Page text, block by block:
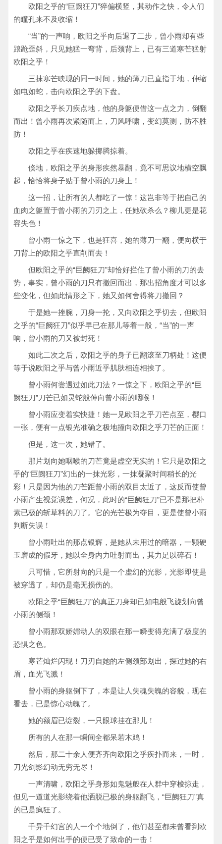
欧阳之乎的“巨阙狂刀”猝偏横竖，其动作之快，令人们
的瞳孔来不及收缩！
“当”的一声响，欧阳之乎向后退了二步，曾小雨却有些
踉跄歪斜，只见她猛一弯背，后颈背上，已有三道寒芒猛射
欧阳之乎！
三抹寒芒映现的同一时间，她的薄刀已直指于地，伸缩
如电如蛇，击向欧阳之乎的下盘。
欧阳之乎长刀疾点地，他的身躯便借这一点之力，倒翻
而出！曾小雨再次紧随而上，刀风呼啸，变幻莫测，防不胜
防！
欧阳之乎在疾速地躲挪腾掠着。
倏地，欧阳之乎的身形疾然暴翻，竟不可思议地横空飘
起，恰恰将身子贴于曾小雨的刀身上！
这一招，让所有的人都吃了一惊！这岂非等于把自己的
血肉之躯置于曾小雨的刀刃之上，任她砍杀么？柳儿更是花
容失色！
曾小雨一惊之下，也是狂喜，她的薄刀一翻，便向横于
刀背上的欧阳之乎直削而去！
但欧阳之乎的“巨阙狂刀”却恰好拦住了曾小雨的刀的去
势，事实，曾小雨的刀只有撤回而出，那出招角度才可以多
些变化，但如此情形之下，她又如何舍得将刀撤回？
于是她一挫腕，刀身一抡，又向欧阳之乎切去，但欧阳
之乎的“巨阙狂刀”似乎早已在那儿等着一般，“当”的一声
响，曾小雨的刀又被封死！
如此二次之后，欧阳之乎的身子已翻滚至刀柄处！这便
等于说欧阳之乎与曾小雨近乎肌肤相连相挨了。
曾小雨何尝遇过如此刀法？一惊之下，欧阳之乎的“巨
阙狂刀”刀芒已如灵蛇般伸向曾小雨的咽喉！
曾小雨应变着实快捷！她一见欧阳之乎刀芒点至，樱口
一张，便有一点银光准确之极地撞向欧阳之乎刀芒的正面！
但是，这一次，她错了。
那片划向她咽喉的刀芒竟是虚空无实的！它只是欧阳之
乎的“巨阙狂刀”幻出的一抹光彩，一抹凝聚时间稍长的光
彩！只是因为他的刀芒距曾小雨的双目太近了，这反而使曾
小雨产生视觉误差，何况，此时的“巨阙狂刀”已不是那把朴
素已极的斩草料的刀了。它的光芒极为夺目，更是使曾小雨
判断失误！
曾小雨吐出的那点银辉，是她从未用过的暗器，一颗硬
玉磨成的假牙，她以全身内力吐射而出，其力足以碎石！
只可惜，它所射向的只是一个虚幻的光影，光影即使是
被穿透了，却仍是毫无损伤的。
欧阳之乎“巨阙狂刀”的真正刀身却已如电般飞旋划向曾
小雨的侧颈！
曾小雨那双娇媚动人的双眼在那一瞬变得充满了极度的
恐惧之色。
寒芒灿烂闪现！刀刃自她的左侧颈部划出，探过她的右
眉，血光飞溅！
曾小雨的身躯倒下了，本是让人失魂失魄的容貌，现在
看去，已是惊心动魄了。
她的额眉已绽裂，一只眼球挂在那儿！
所有的人在那一瞬间全都呆若木鸡！
然后，那二十余人便齐齐向欧阳之乎疾扑而来，一时，
刀光剑影幻动无穷无尽！
一声清啸，欧阳之乎身形如鬼魅般在人群中穿梭掠走，
但见一道道光影绕着他洒脱已极的身躯翻飞，“巨阙狂刀”真
的已是疯狂了。
千异千幻宫的人一个个地倒了，他们甚至都未曾看到欧
阳之乎是如何出手的便已受了致命的一击！